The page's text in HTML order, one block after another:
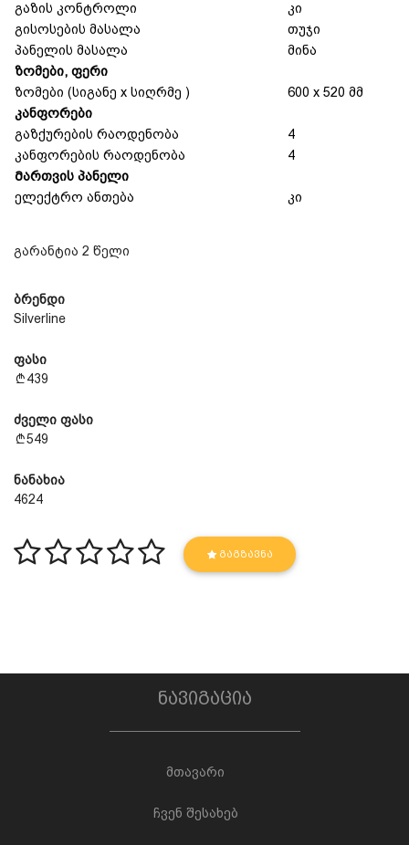
დაბრუნება და გადაცვლის
პოლიტიკა
გაზის კონტროლი
კი
გისოსების მასალა
თუჯი
პანელის მასალა
მინა
ზომები, ფერი
ზომები (სიგანე x სიღრმე )
600 x 520 მმ
კანფორები
გაზქურების რაოდენობა
4
კანფორების რაოდენობა
4
Მართვის პანელი
ელექტრო ანთება
კი
გარანტია 2 წელი
ბრენდი
Silverline
ფასი
439
ძველი ფასი
549
ნანახია
4624
ᲒᲐᲒᲖᲐᲕᲜᲐ
ნავიგაცია
მთავარი
ჩვენ შესახებ